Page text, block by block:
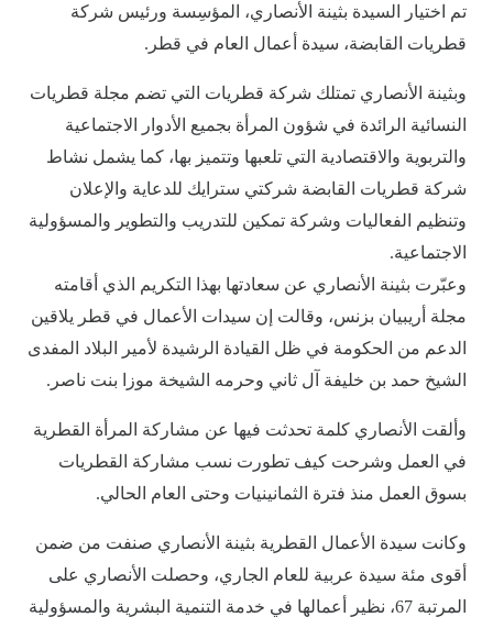
تم اختيار السيدة بثينة الأنصاري، المؤسِسة ورئيس شركة
قطريات القابضة، سيدة أعمال العام في قطر.
وبثينة الأنصاري تمتلك شركة قطريات التي تضم مجلة قطريات
النسائية الرائدة في شؤون المرأة بجميع الأدوار الاجتماعية
والتربوية والاقتصادية التي تلعبها وتتميز بها، كما يشمل نشاط
شركة قطريات القابضة شركتي سترايك للدعاية والإعلان
وتنظيم الفعاليات وشركة تمكين للتدريب والتطوير والمسؤولية
الاجتماعية.
وعبّرت بثينة الأنصاري عن سعادتها بهذا التكريم الذي أقامته
مجلة أريبيان بزنس، وقالت إن سيدات الأعمال في قطر يلاقين
الدعم من الحكومة في ظل القيادة الرشيدة لأمير البلاد المفدى
الشيخ حمد بن خليفة آل ثاني وحرمه الشيخة موزا بنت ناصر.
وألقت الأنصاري كلمة تحدثت فيها عن مشاركة المرأة القطرية
في العمل وشرحت كيف تطورت نسب مشاركة القطريات
بسوق العمل منذ فترة الثمانينيات وحتى العام الحالي.
وكانت سيدة الأعمال القطرية بثينة الأنصاري صنفت من ضمن
أقوى مئة سيدة عربية للعام الجاري، وحصلت الأنصاري على
المرتبة 67، نظير أعمالها في خدمة التنمية البشرية والمسؤولية